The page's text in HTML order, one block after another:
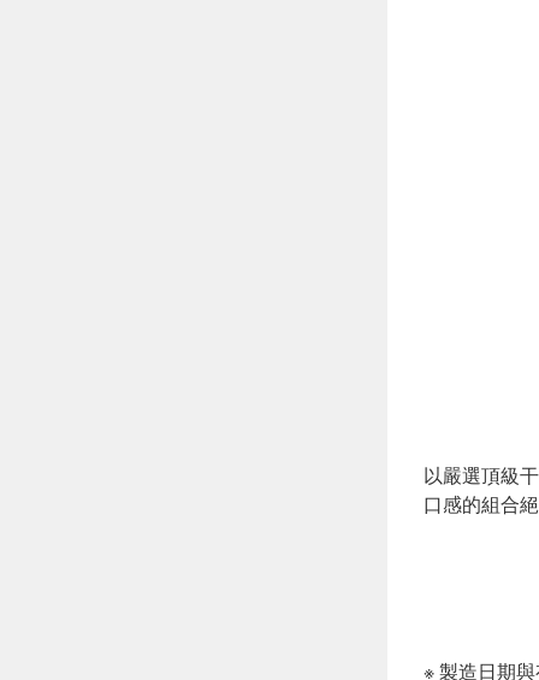
以嚴選頂級
口感的組合
※ 製造日期